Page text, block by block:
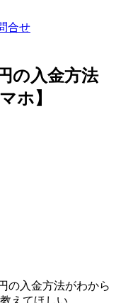
合せ
の入金方法
ホ】
の入金方法がわから
えてほしい…